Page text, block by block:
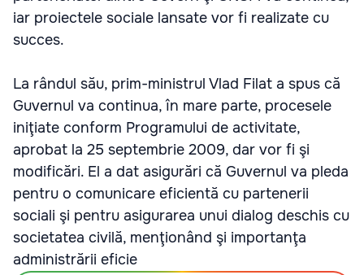
iar proiectele sociale lansate vor fi realizate cu
succes.
La rândul său, prim-ministrul Vlad Filat a spus că
Guvernul va continua, în mare parte, procesele
iniţiate conform Programului de activitate,
aprobat la 25 septembrie 2009, dar vor fi şi
modificări. El a dat asigurări că Guvernul va pleda
pentru o comunicare eficientă cu partenerii
sociali şi pentru asigurarea unui dialog deschis cu
societatea civilă, menţionând şi importanţa
administrării eficie